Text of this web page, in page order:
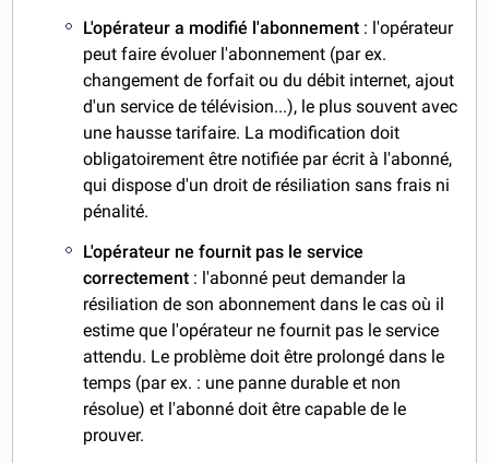
L'opérateur a modifié l'abonnement : l'opérateur
peut faire évoluer l'abonnement (par ex.
changement de forfait ou du débit internet, ajout
d'un service de télévision...), le plus souvent avec
une hausse tarifaire. La modification doit
obligatoirement être notifiée par écrit à l'abonné,
qui dispose d'un droit de résiliation sans frais ni
pénalité.
L'opérateur ne fournit pas le service
correctement : l'abonné peut demander la
résiliation de son abonnement dans le cas où il
estime que l'opérateur ne fournit pas le service
attendu. Le problème doit être prolongé dans le
temps (par ex. : une panne durable et non
résolue) et l'abonné doit être capable de le
prouver.